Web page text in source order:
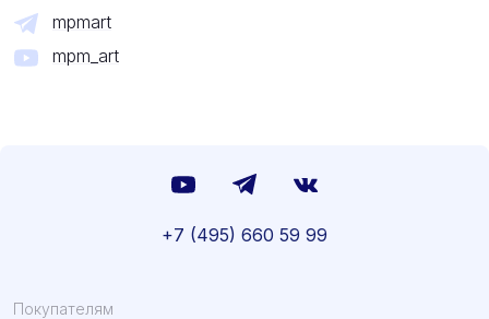
mpmart
mpm_art
Покупателям
+7 (495) 660 59 99